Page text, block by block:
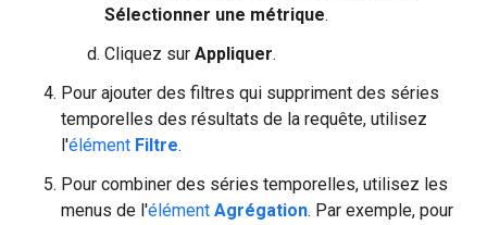
Sélectionner une métrique.
Cliquez sur Appliquer.
Pour ajouter des filtres qui suppriment des séries
temporelles des résultats de la requête, utilisez
l'élément Filtre.
Pour combiner des séries temporelles, utilisez les
menus de l'élément Agrégation. Par exemple, pour